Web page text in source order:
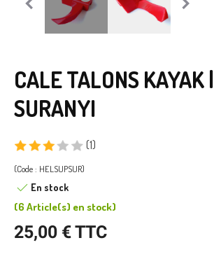
CALE TALONS KAYAK |
SURANYI
(1)
(Code : HELSUPSUR)
En stock
(6 Article(s) en stock)
25,00 € TTC